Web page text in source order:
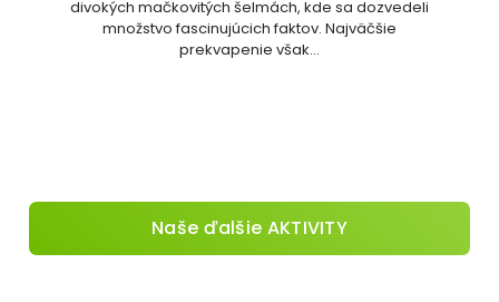
divokých mačkovitých šelmách, kde sa dozvedeli
množstvo fascinujúcich faktov. Najväčšie
prekvapenie však…
Naše ďalšie AKTIVITY